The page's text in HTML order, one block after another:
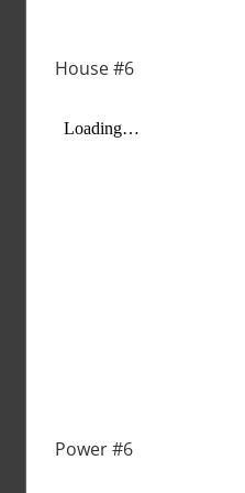
House #6
Power #6